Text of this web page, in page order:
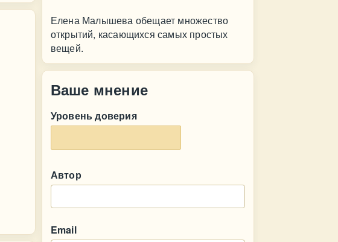
Елена Малышева обещает множество
открытий, касающихся самых простых
вещей.
Ваше мнение
Уровень доверия
Автор
Email